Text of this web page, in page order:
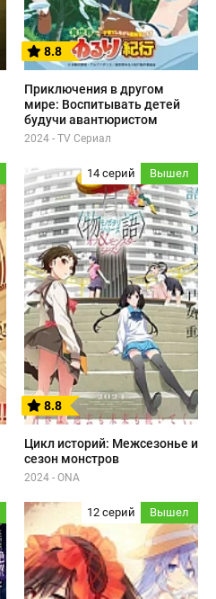
8.8
Приключения в другом
мире: Воспитывать детей
будучи авантюристом
2024 - TV Сериал
14 серий Вышел
8.8
Цикл историй: Межсезонье и
сезон монстров
2024 - ONA
12 серий Вышел